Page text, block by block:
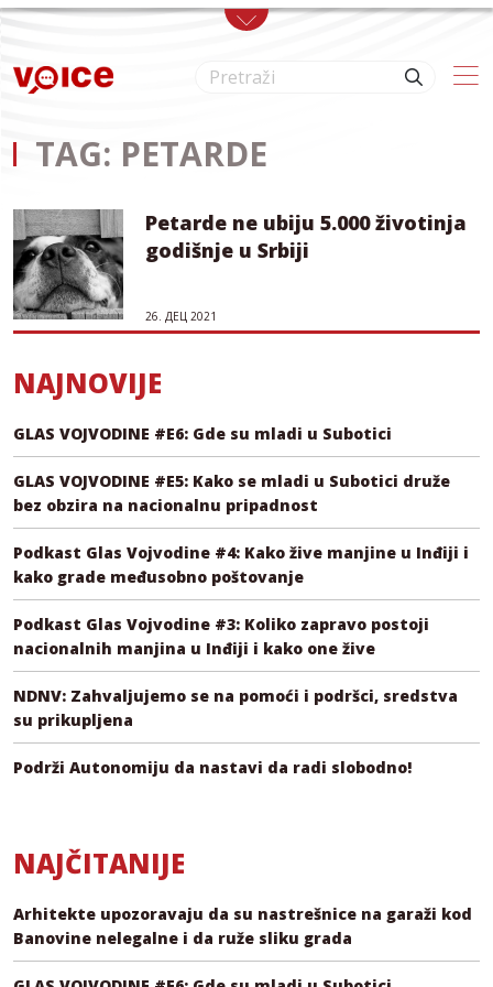
Skip to main content
TAG: PETARDE
Petarde ne ubiju 5.000 životinja
godišnje u Srbiji
26. ДЕЦ 2021
NAJNOVIJE
GLAS VOJVODINE #E6: Gde su mladi u Subotici
GLAS VOJVODINE #E5: Kako se mladi u Subotici druže
bez obzira na nacionalnu pripadnost
Podkast Glas Vojvodine #4: Kako žive manjine u Inđiji i
kako grade međusobno poštovanje
Podkast Glas Vojvodine #3: Koliko zapravo postoji
nacionalnih manjina u Inđiji i kako one žive
NDNV: Zahvaljujemo se na pomoći i podršci, sredstva
su prikupljena
Podrži Autonomiju da nastavi da radi slobodno!
NAJČITANIJE
Arhitekte upozoravaju da su nastrešnice na garaži kod
Banovine nelegalne i da ruže sliku grada